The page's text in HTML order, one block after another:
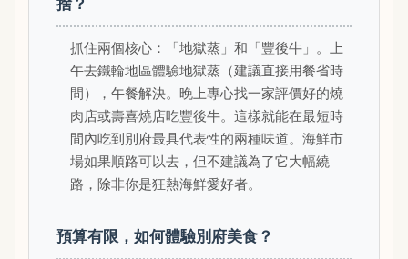
抓住兩個核心：「地獄蒸」和「豐後牛」。上
午去鐵輪地區體驗地獄蒸（建議直接用餐省時
間），午餐解決。晚上專心找一家評價好的燒
肉店或壽喜燒店吃豐後牛。這樣就能在最短時
間內吃到別府最具代表性的兩種味道。海鮮市
場如果順路可以去，但不建議為了它大幅繞
路，除非你是狂熱海鮮愛好者。
預算有限，如何體驗別府美食？